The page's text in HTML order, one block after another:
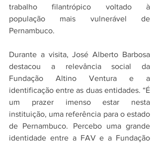
trabalho filantrópico voltado à
população mais vulnerável de
Pernambuco.
Durante a visita, José Alberto Barbosa
destacou a relevância social da
Fundação Altino Ventura e a
identificação entre as duas entidades. “É
um prazer imenso estar nesta
instituição, uma referência para o estado
de Pernambuco. Percebo uma grande
identidade entre a FAV e a Fundação